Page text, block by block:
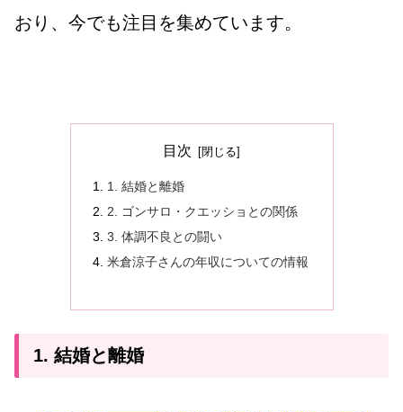
おり、今でも注目を集めています。
目次
1. 結婚と離婚
2. ゴンサロ・クエッショとの関係
3. 体調不良との闘い
米倉涼子さんの年収についての情報
1. 結婚と離婚